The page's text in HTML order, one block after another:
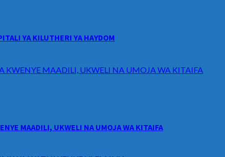
YA KILUTHERI YA HAYDOM
KWENYE MAADILI, UKWELI NA UMOJA WA KITAIFA
MAADILI, UKWELI NA UMOJA WA KITAIFA